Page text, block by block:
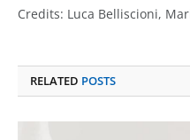
Credits: Luca Belliscioni,
RELATED POSTS